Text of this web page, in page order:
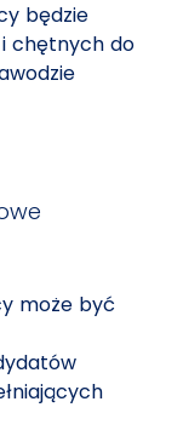
będzie
chętnych do
może być